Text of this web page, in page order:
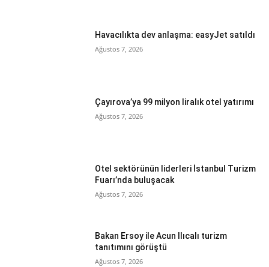
Havacılıkta dev anlaşma: easyJet satıldı
Ağustos 7, 2026
Çayırova’ya 99 milyon liralık otel yatırımı
Ağustos 7, 2026
Otel sektörünün liderleri İstanbul Turizm
Fuarı’nda buluşacak
Ağustos 7, 2026
Bakan Ersoy ile Acun Ilıcalı turizm
tanıtımını görüştü
Ağustos 7, 2026